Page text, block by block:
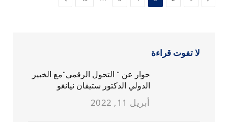
لا تفوت قراءة
حوار عن ” التحول الرقمي”مع الخبير
الدولي الدكتور ستيفان نيانغو
أبريل 11, 2022